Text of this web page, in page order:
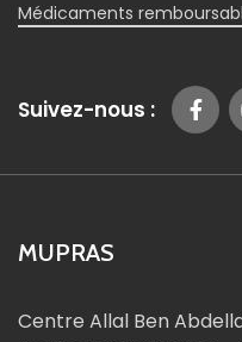
Médicaments
Suivez-nous :
MUPRAS
Centre Allal Ben